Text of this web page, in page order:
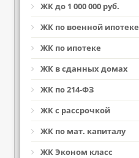
ЖК до 1 000 000 руб.
ЖК по военной ипотеке
ЖК по ипотеке
ЖК в сданных домах
ЖК по 214-ФЗ
ЖК с рассрочкой
ЖК по мат. капиталу
ЖК Эконом класс